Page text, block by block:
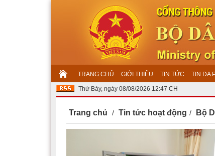
TRANG CHỦ GIỚI THIỆU TIN TỨC TIN ĐA
Thứ Bảy, ngày 08/08/2026 12:47 CH
Trang chủ Tin tức hoạt động Bộ